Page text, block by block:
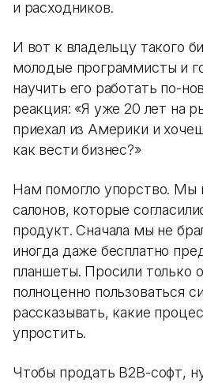
и расходников.
И вот к владельцу такого
молодые программисты и
научить его работать по-
реакция: «Я уже 20 лет на
приехал из Америки и
как вести бизнес?»
Нам помогло упорство. Мы
салонов, которые
продукт. Сначала мы не
иногда даже бесплатно
планшеты. Просили только
полноценно пользоваться
рассказывать, какие
упростить.
Чтобы продать B2B-софт,